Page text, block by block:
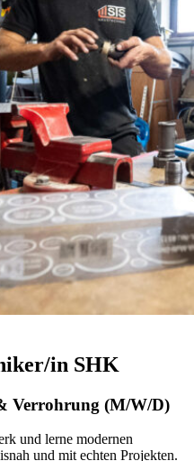
in SHK
Verrohrung (M/W/D)
und lerne modernen
und mit echten Projekten.